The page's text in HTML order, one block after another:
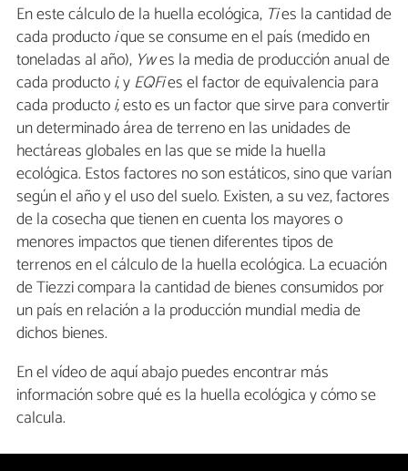
En este cálculo de la huella ecológica, Ties la cantidad de
cada productoique se consume en el país (medido en
toneladas al año), Ywes la media de producción anual de
cada productoi, yEQFies el factor de equivalencia para
cada productoi,esto es un factor que sirve para convertir
un determinado área de terreno en las unidades de
hectáreas globales en las que se mide la huella
ecológica. Estos factores no son estáticos, sino que varían
según el año y el uso del suelo. Existen, a su vez, factores
de la cosecha que tienen en cuenta los mayores o
menores impactos que tienen diferentes tipos de
terrenos en el cálculo de la huella ecológica. La ecuación
de Tiezzi compara la cantidad de bienes consumidos por
un país en relación a la producción mundial media de
dichos bienes.
En el vídeo de aquí abajo puedes encontrar más
información sobre qué es la huella ecológica y cómo se
calcula.